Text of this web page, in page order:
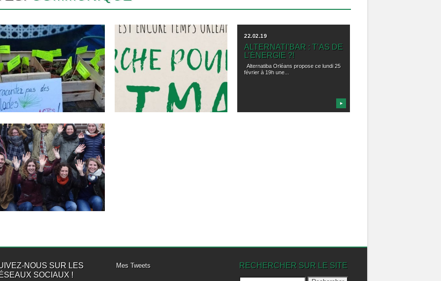
CLIMATIQUE :
500 CITOYENS
DES
IMMÉDIATES
ÉLU-ES DE LA
D’ORLÉANS
Orléans, le 16 mars 2019. Ce samedi, 2
500 citoyens et...
▶
UNE NOUVELLE MARCHE
POUR LE CLIMAT ET LE
VIVANT CE SAMEDI 16
MARS POUR
INTERPELLER LES ÉLUS
DE LA MÉTROPOLE
Orléans, le 12 mars 2019. A Orléans,
comme dans 170 villes...
▶
22.02.19
ALTERNATI’BAR : T’AS DE
L’ÉNERGIE ?!
Alternatiba Orléans propose ce lundi 25
février à 19h une...
▶
CITOYENS DE
VISITENT
PÔLE ESS
D’UNE
le 19 janvier 2019. Le collectif
▶
NOUS SUR LES
SOCIAUX !
Mes Tweets RECHERCHER SUR LE SITE